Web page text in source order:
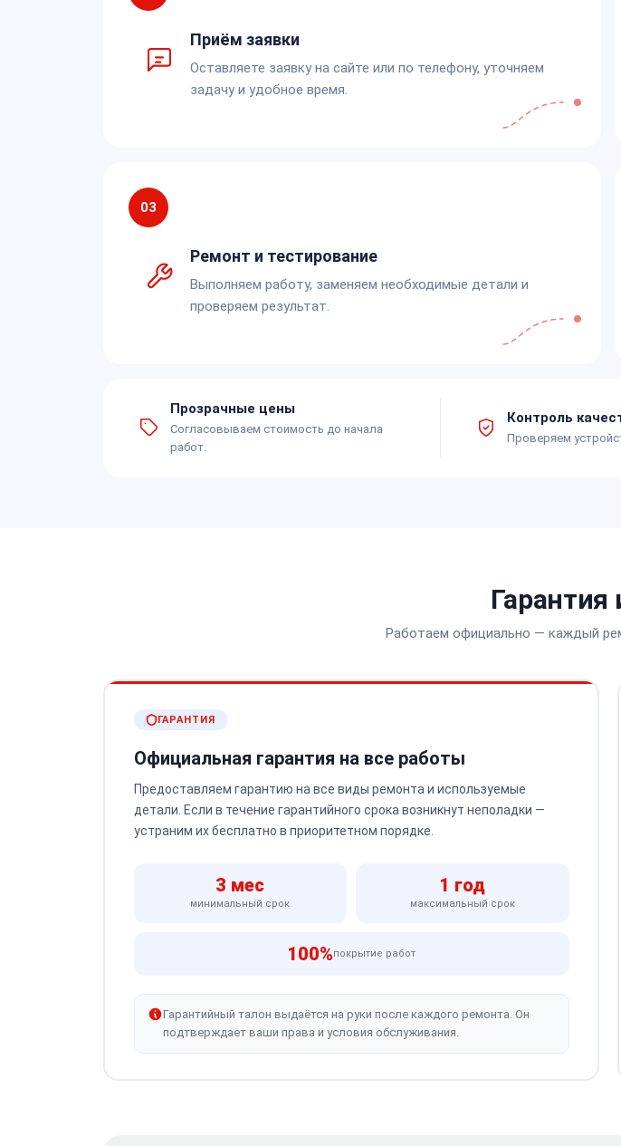
Приём заявки
Оставляете заявку на сайте или по телефону, уточняем
задачу и удобное время.
03
Ремонт и тестирование
Выполняем работу, заменяем необходимые детали и
проверяем результат.
Прозрачные цены
Согласовываем стоимость до начала
работ.
Контроль
Проверяем
Гарантия
Работаем официально — каждый
ГАРАНТИЯ
Официальная гарантия на все работы
Предоставляем гарантию на все виды ремонта и используемые
детали. Если в течение гарантийного срока возникнут неполадки —
устраним их бесплатно в приоритетном порядке.
3 мес
минимальный срок
1 год
максимальный срок
100%покрытие работ
Гарантийный талон выдаётся на руки после каждого ремонта. Он
подтверждает ваши права и условия обслуживания.